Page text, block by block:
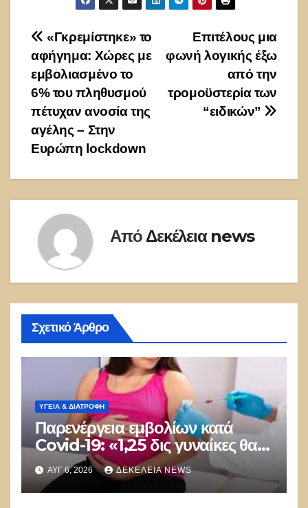
Πλοήγηση
άρθρων
Επιτέλους μια
φωνή λογικής έξω
από την
τρομοϋστερία των
“ειδικών”
«Γκρεμίστηκε» το
αφήγημα: Χώρες με
εμβολιασμένο το
6% του πληθυσμού
πέτυχαν ανοσία της
αγέλης – Στην
Ευρώπη lockdown
Από Δεκέλεια news
Σχετικό Άρθρο
ΥΓΕΙΑ & ΔΙΑΤΡΟΦΗ
Παρενέργεια εμβολίων κατά
Covid-19: «1,25 δις γυναίκες θα
τεκνοποιήσουν ένα είδος
ανθρώπου που δεν έχει υπάρξει
μέχρι στιγμής»
ΑΥΓ 6, 2026 ΔΕΚΈΛΕΙΑ NEWS